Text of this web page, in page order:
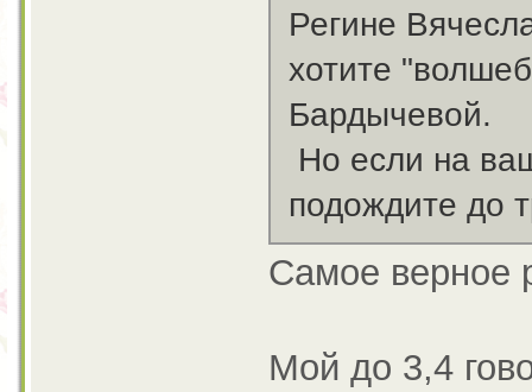
Регине
хотите
Бардычевой.
Но если на
подождите до
Самое верное
Мой до 3,4